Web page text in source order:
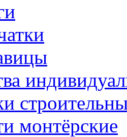
монтёрские